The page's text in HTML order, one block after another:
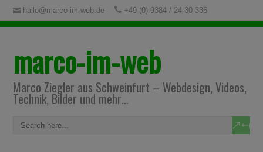
hallo@marco-im-web.de +49 (0) 9384 / 24 30 336
marco-im-web
Marco Ziegler aus Schweinfurt – Webdesign, Videos,
Technik, Bilder und mehr…